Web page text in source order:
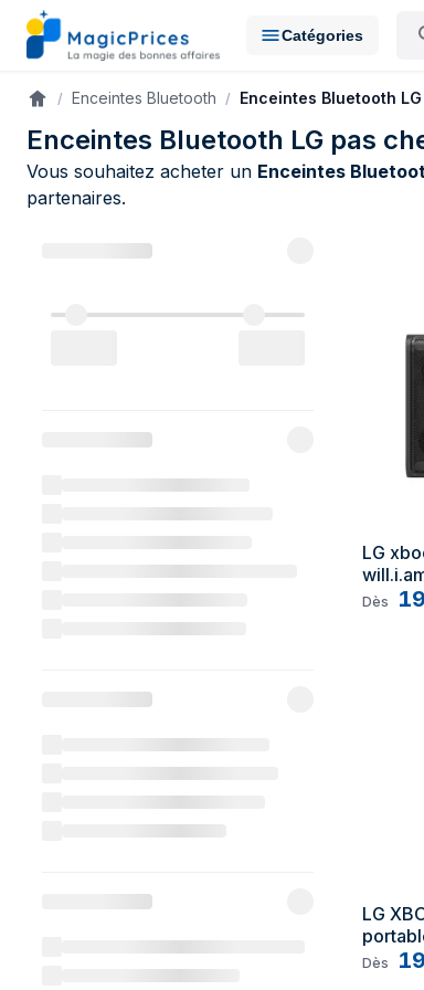
Catégories
AccueilEnceintes Bluetooth Enceintes Bluetooth LG
Enceintes Bluetooth LG pas
Vous souhaitez acheter un Enceintes
partenaires.
LG
Noir
Dès
LG
Dès